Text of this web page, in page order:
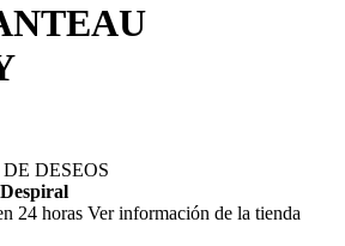
DESEOS
Despiral
24 horas Ver información de la tienda